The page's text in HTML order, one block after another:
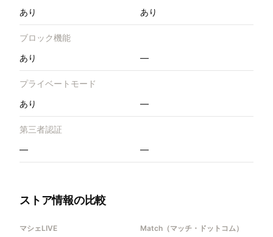
あり
あり
ブロック機能
あり
—
プライベートモード
あり
—
第三者認証
—
—
ストア情報の比較
マシェLIVE Match（マッチ・ドットコム）